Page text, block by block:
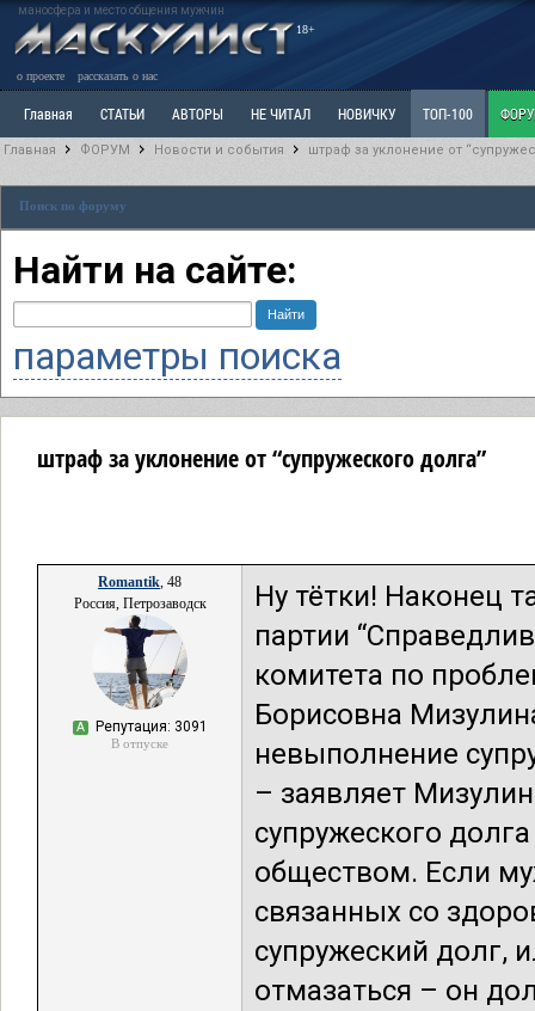
маносфера и место общения мужчин
18+
о проекте рассказать о нас
Главная СТАТЬИ АВТОРЫ НЕ ЧИТАЛ НОВИЧКУ ТОП-100
Ветка: Наболевшее. Выскажись!
РАЗДЕЛ: Разное
Главная ФОРУМ Новости и события штраф за уклонение от
Поиск по форуму
Найти на сайте:
параметры поиска
штраф за уклонение от “супружеского долга”
Romantik, 48
Россия, Петрозаводск
А Репутация: 3091
В отпуске
Ну тётки! Наконец
партии
комитета по
Борисовна
невыполнение
– заявляет
супружеского
обществом. Если
связанных со
супружеский долг,
отмазаться – он